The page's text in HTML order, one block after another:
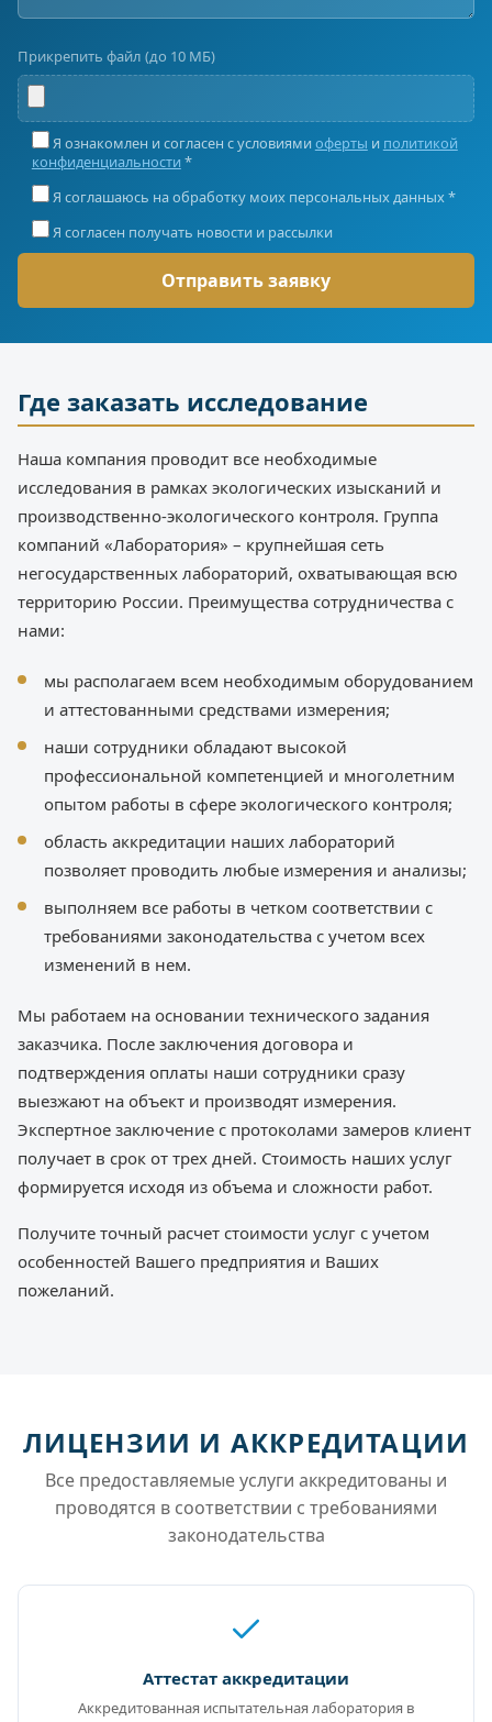
Прикрепить файл (до 10 МБ)
Я ознакомлен и согласен с условиями оферты и политикой
конфиденциальности *
Я соглашаюсь на обработку моих персональных данных *
Я согласен получать новости и рассылки
Где заказать исследование
Наша компания проводит все необходимые
исследования в рамках экологических изысканий и
производственно-экологического контроля. Группа
компаний «Лаборатория» – крупнейшая сеть
негосударственных лабораторий, охватывающая всю
территорию России. Преимущества сотрудничества с
нами:
мы располагаем всем необходимым оборудованием
и аттестованными средствами измерения;
наши сотрудники обладают высокой
профессиональной компетенцией и многолетним
опытом работы в сфере экологического контроля;
область аккредитации наших лабораторий
позволяет проводить любые измерения и анализы;
выполняем все работы в четком соответствии с
требованиями законодательства с учетом всех
изменений в нем.
Мы работаем на основании технического задания
заказчика. После заключения договора и
подтверждения оплаты наши сотрудники сразу
выезжают на объект и производят измерения.
Экспертное заключение с протоколами замеров клиент
получает в срок от трех дней. Стоимость наших услуг
формируется исходя из объема и сложности работ.
Получите точный расчет стоимости услуг с учетом
особенностей Вашего предприятия и Ваших
пожеланий.
ЛИЦЕНЗИИ И АККРЕДИТАЦИИ
Все предоставляемые услуги аккредитованы и
проводятся в соответствии с требованиями
законодательства
Аттестат аккредитации
Аккредитованная испытательная лаборатория в